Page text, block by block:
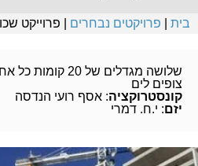
בית פרויקטים נבחרים | פרוייקט
שלושה מגדלים של
צופים לים
קונסטרוקציה: אסף רועי הנדסה
יזם: י.ח. דמרי